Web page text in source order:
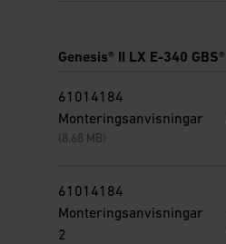
Genesis® II LX E-340 GBS®
61014184
Monteringsanvisningar
(8.68 MB)
61014184
Monteringsanvisningar
2